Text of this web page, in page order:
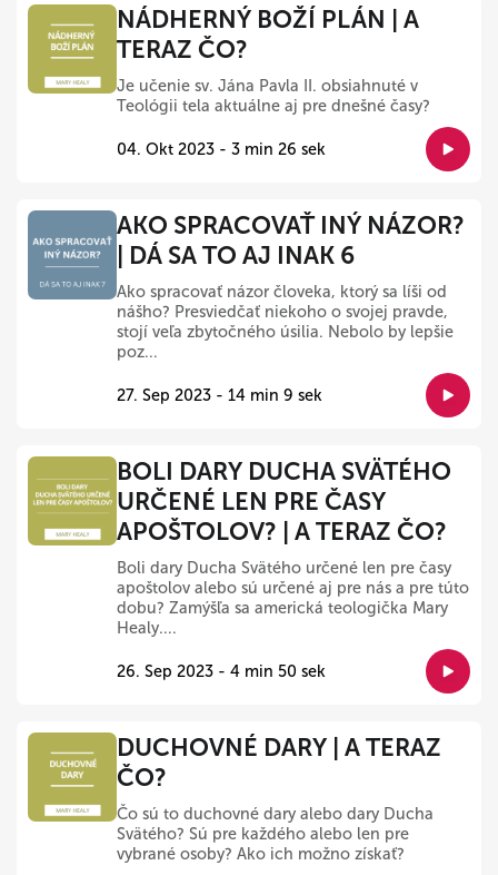
NÁDHERNÝ BOŽÍ PLÁN | A
TERAZ ČO?
Je učenie sv. Jána Pavla II. obsiahnuté v
Teológii tela aktuálne aj pre dnešné časy?
04. Okt 2023 - 3 min 26 sek
AKO SPRACOVAŤ INÝ NÁZOR?
| DÁ SA TO AJ INAK 6
Ako spracovať názor človeka, ktorý sa líši od
nášho? Presviedčať niekoho o svojej pravde,
stojí veľa zbytočného úsilia. Nebolo by lepšie
poz...
27. Sep 2023 - 14 min 9 sek
BOLI DARY DUCHA SVÄTÉHO
URČENÉ LEN PRE ČASY
APOŠTOLOV? | A TERAZ ČO?
Boli dary Ducha Svätého určené len pre časy
apoštolov alebo sú určené aj pre nás a pre túto
dobu? Zamýšľa sa americká teologička Mary
Healy....
26. Sep 2023 - 4 min 50 sek
DUCHOVNÉ DARY | A TERAZ
ČO?
Čo sú to duchovné dary alebo dary Ducha
Svätého? Sú pre každého alebo len pre
vybrané osoby? Ako ich možno získať?